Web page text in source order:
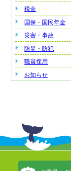
税金
国保・国民年金
災害・事故
防災・防犯
職員採用
お知らせ